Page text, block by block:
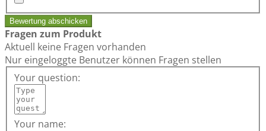
Bewertung abschicken
Fragen zum Produkt
Aktuell keine Fragen vorhanden
Nur eingeloggte Benutzer können Fragen stellen
Your question:
Your name: